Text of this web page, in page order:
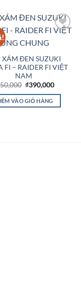
Add to
Wishlist
XÁM ĐEN SUZUKI
FI – RAIDER FI VIỆT
NAM
Giá
là:
₫450,000.
₫390,000Giá
tại
VÀO GIỎ HÀNG